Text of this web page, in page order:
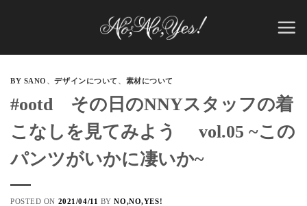
BY SANO 、デザインについて 、 素材について
#ootd その日のNNYスタッフの着
こなしを見てみよう vol.05 ~この
パンツがいかに凄いか~
POSTED ON 2021/04/11 BYNO,NO,YES!